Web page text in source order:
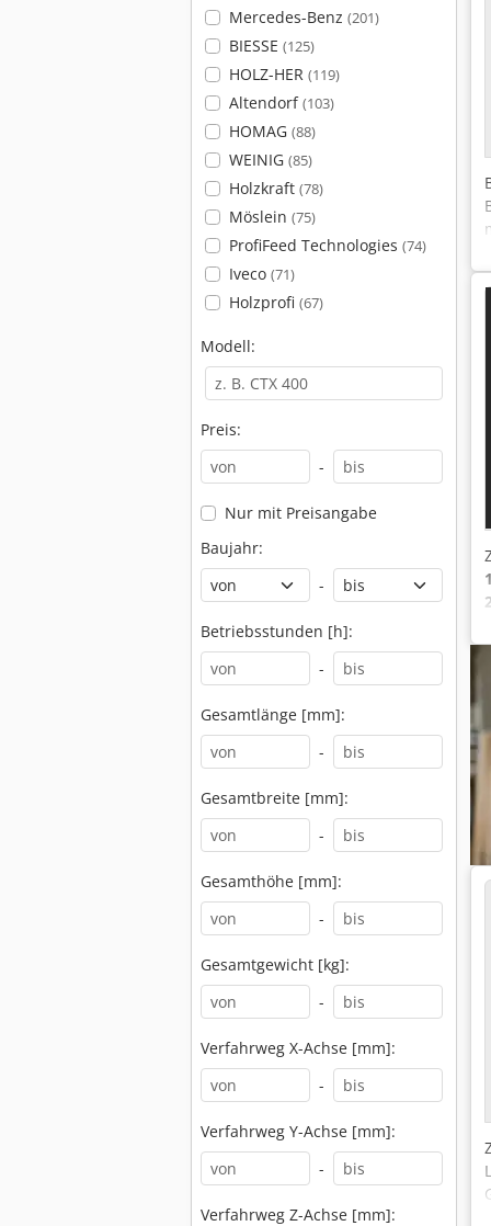
Mercedes-Benz (201)
BIESSE (125)
HOLZ-HER (119)
Altendorf(103)
HOMAG (88)
WEINIG (85)
Holzkraft (78)
Möslein (75)
ProfiFeed Technologies (74)
Iveco (71)
Holzprofi (67)
Modell:
Preis:
-
Nur mit Preisangabe
Baujahr:
-
Betriebsstunden [h]:
-
Gesamtlänge [mm]:
-
Gesamtbreite [mm]:
-
Gesamthöhe [mm]:
-
Gesamtgewicht [kg]:
-
Verfahrweg X-Achse [mm]:
-
Verfahrweg Y-Achse [mm]:
-
Verfahrweg Z-Achse [mm]: